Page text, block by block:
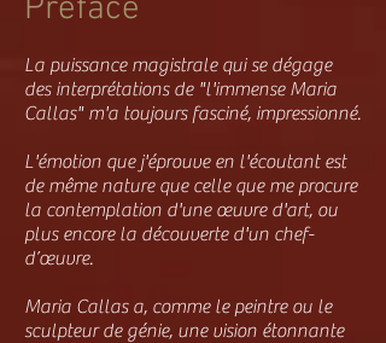
Préface
La puissance magistrale qui se dégage
des interprétations de "l'immense Maria
Callas" m'a toujours fasciné, impressionné.
L'émotion que j'éprouve en l'écoutant est
de même nature que celle que me procure
la contemplation d'une œuvre d'art, ou
plus encore la découverte d'un chef-
d’œuvre.
Maria Callas a, comme le peintre ou le
sculpteur de génie, une vision étonnante